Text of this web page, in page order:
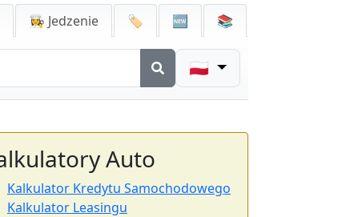
👩‍🍳 Jedzenie 🏷️ 🆕 📚
🇵🇱
Auto
Kalkulator Kredytu Samochodowego
Kalkulator Leasingu